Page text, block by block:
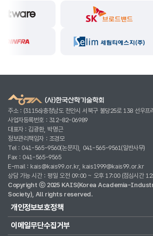
주소 : (31156)충청남도 천안시 서북구 불당25로 138 선우프
사업자등록번호 : 312-82-06989
대표자 : 김광환, 박명근
정보관리책임자 : 조경모
Tel : 041-565-9560(논문지), 041-565-9561(일반사무)
Fax : 041-565-9565
E-mail : kais@kais99.or.kr, kais1999@kais99.or.kr
상담 가능 시간 : 평일 오전 09:00 ~ 오후 17:00 (점심시간
Copyright ⓒ 2025 KAIS(Korea Academia-
Society), All rights reserved.
개인정보보호정책
이메일무단수집거부